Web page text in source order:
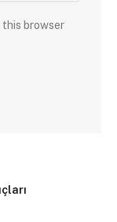
this browser